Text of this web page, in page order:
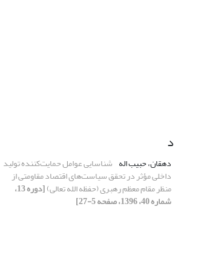
د
دهقان، حبیب اله شناسایی عوامل حمایت‌کننده تولید
داخلی مؤثر در تحقق سیاست‌های اقتصاد مقاومتی از
منظر مقام معظم رهبری (حفظه الله تعالی) [دوره 13،
شماره 40، 1396، صفحه 5-27]